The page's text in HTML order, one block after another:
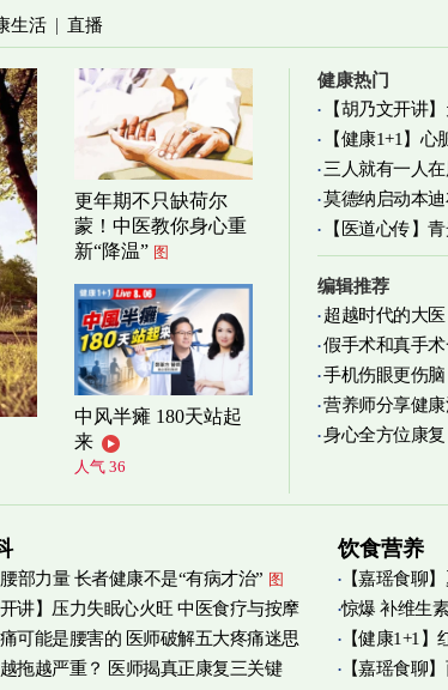
生活 | 直播
更年期不只缺荷尔
蒙！中医教你身心重
新“降温” 图
中风半瘫 180天站起
来
人气 36
健康热门
【胡乃文开讲
加物真相
【健康1+1】
三人就有一人
莫德纳启动本
【医道心传】
图
编辑推荐
超越时代的大
假手术和真手
手机伤眼更伤
营养师分享健
实践 图
身心全方位康
部力量 长者健康不是“有病才治” 图
讲】压力失眠心火旺 中医食疗与按摩
可能是腰害的 医师破解五大疼痛迷思
拖越严重？ 医师揭真正康复三关键
饮食营养
【嘉瑶食聊
烟清爽养心 图
惊爆 补维生
【健康1+1】
管伤害
【嘉瑶食聊